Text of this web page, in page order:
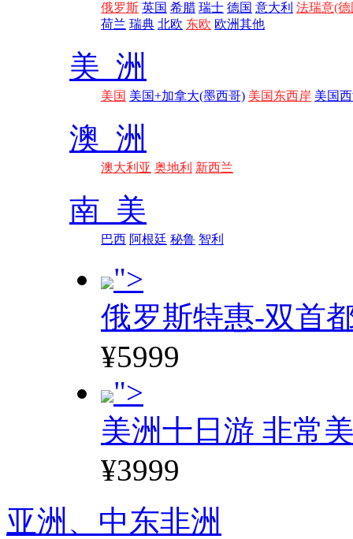
俄罗斯 英国 希腊 瑞士 德国 意大利 法瑞意(德
荷兰 瑞典 北欧 东欧 欧洲其他
美 洲
美国 美国+加拿大(墨西哥) 美国东西岸 美国
澳 洲
澳大利亚 奥地利 新西兰
南 美
巴西 阿根廷 秘鲁 智利
">
俄罗斯特惠-双首
¥5999
">
美洲十日游 非常
¥3999
亚洲、 中东非洲